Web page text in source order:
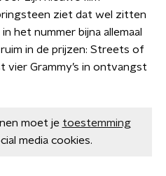
ziet dat wel zitten
het nummer bijna allemaal
in de prijzen: Streets of
vier Grammy’s in ontvangst
moet je toestemming
media cookies.